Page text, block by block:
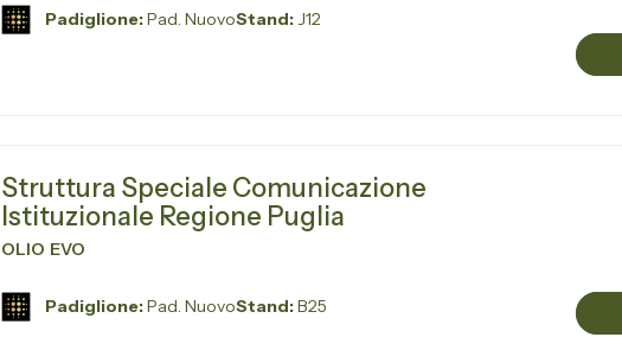
Padiglione:Pad. NuovoStand:J12
Struttura Speciale Comunicazione
Istituzionale Regione Puglia
OLIO EVO
Padiglione:Pad. NuovoStand:B25